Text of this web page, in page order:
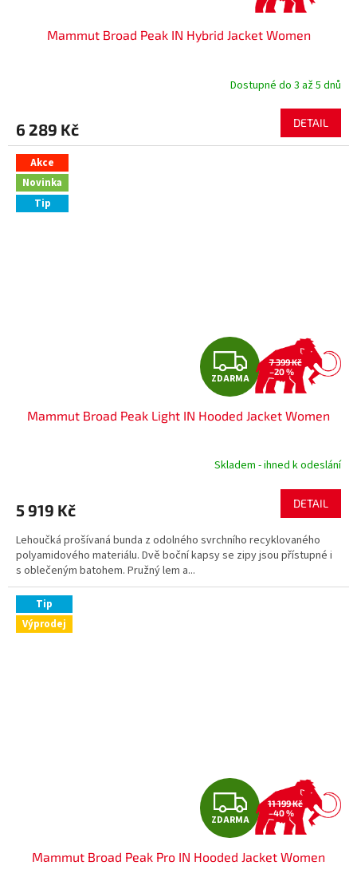
Mammut Broad Peak IN Hybrid Jacket Women
Dostupné do 3 až 5 dnů
6 289 Kč DETAIL
Akce
Novinka
Tip
Z
D
A
R
ZDARMA
7 399 Kč
–20 %
Mammut Broad Peak Light IN Hooded Jacket Women
Skladem - ihned k odeslání
5 919 Kč DETAIL
Lehoučká prošívaná bunda z odolného svrchního recyklovaného
polyamidového materiálu. Dvě boční kapsy se zipy jsou přístupné i
s oblečeným batohem. Pružný lem a...
Tip
Výprodej
Z
D
A
ZDARMA
11 199 Kč
–40 %
Mammut Broad Peak Pro IN Hooded Jacket Women